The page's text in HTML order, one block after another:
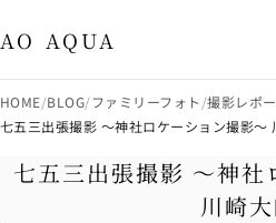
出張撮影・八王子市・多
AO AQUA
HOME BLOG ファミリーフォト 撮影レポ
七五三出張撮影 〜神社ロケーション撮影〜
七五三出張撮影 〜神社
川崎